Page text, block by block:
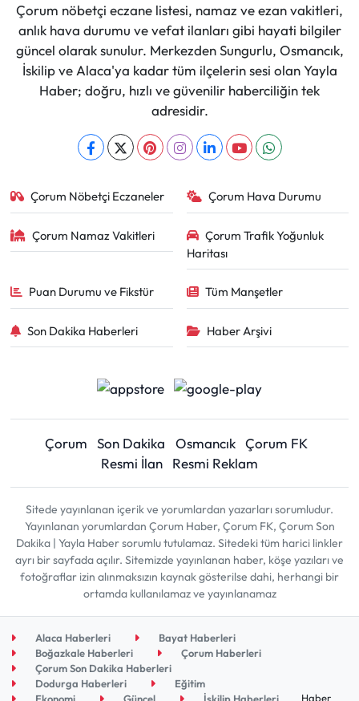
Çorum nöbetçi eczane listesi, namaz ve ezan vakitleri,
anlık hava durumu ve vefat ilanları gibi hayati bilgiler
güncel olarak sunulur. Merkezden Sungurlu, Osmancık,
İskilip ve Alaca'ya kadar tüm ilçelerin sesi olan Yayla
Haber; doğru, hızlı ve güvenilir haberciliğin tek
adresidir.
Çorum Nöbetçi Eczaneler Çorum Hava Durumu
Çorum Namaz Vakitleri
Çorum Trafik Yoğunluk
Haritası
Puan Durumu ve Fikstür Tüm Manşetler
Son Dakika Haberleri Haber Arşivi
Çorum Son Dakika Osmancık Çorum FK
Resmi İlan
Resmi Reklam
Sitede yayınlanan içerik ve yorumlardan yazarları sorumludur.
Yayınlanan yorumlardan Çorum Haber, Çorum FK, Çorum Son
Dakika | Yayla Haber sorumlu tutulamaz. Sitedeki tüm harici linkler
ayrı bir sayfada açılır. Sitemizde yayınlanan haber, köşe yazıları ve
fotoğraflar izin alınmaksızın kaynak gösterilse dahi, herhangi bir
ortamda kullanılamaz ve yayınlanamaz
Alaca Haberleri
Bayat Haberleri
Boğazkale Haberleri
Çorum Haberleri
Çorum Son Dakika Haberleri
Dodurga Haberleri
Eğitim
Haber